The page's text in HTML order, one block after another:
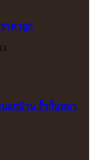
าคาถูก
อกบ้าน รั้วกั้นหมา